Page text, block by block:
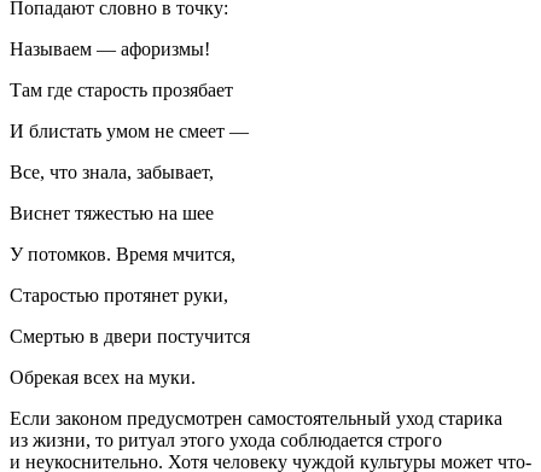
Попадают словно в точку:
Называем — афоризмы!
Там где старость прозябает
И блистать умом не смеет —
Все, что знала, забывает,
Виснет тяжестью на шее
У потомков. Время мчится,
Старостью протянет руки,
Смертью в двери постучится
Обрекая всех на муки.
Если законом предусмотрен самостоятельный уход старика
из жизни, то ритуал этого ухода соблюдается строго
и неукоснительно. Хотя человеку чуждой культуры может что-